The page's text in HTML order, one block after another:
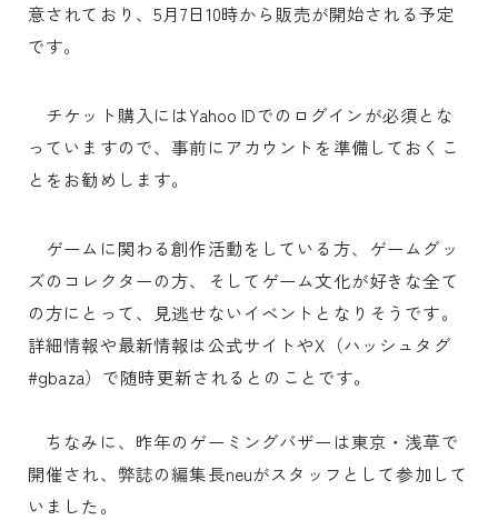
意されており、5月7日10時から販売が開始される予定
です。
チケット購入にはYahoo IDでのログインが必須とな
っていますので、事前にアカウントを準備しておくこ
とをお勧めします。
ゲームに関わる創作活動をしている方、ゲームグッ
ズのコレクターの方、そしてゲーム文化が好きな全て
の方にとって、見逃せないイベントとなりそうです。
詳細情報や最新情報は公式サイトやX（ハッシュタグ
#gbaza）で随時更新されるとのことです。
ちなみに、昨年のゲーミングバザーは東京・浅草で
開催され、弊誌の編集長neuがスタッフとして参加して
いました。